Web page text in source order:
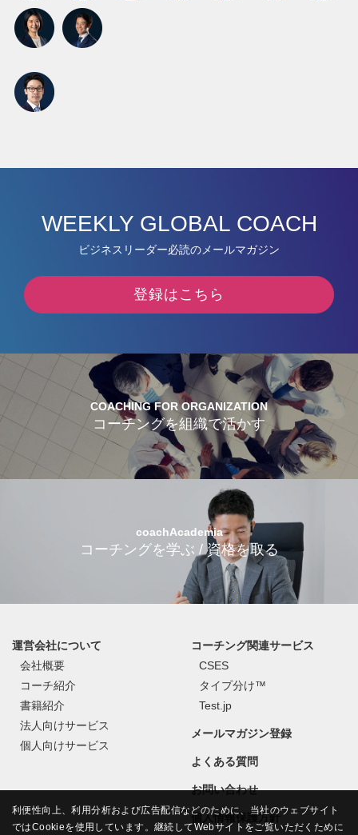
WEEKLY GLOBAL COACH
ビジネスリーダー必読のメールマガジン
登録はこちら
COACHING FOR ORGANIZATION
コーチングを組織で活かす
coachAcademia
コーチングを学ぶ / 資格を取る
運営会社について
会社概要
コーチ紹介
書籍紹介
法人向けサービス
個人向けサービス
コーチング関連サービス
CSES
タイプ分け™
Test.jp
メールマガジン登録
よくある質問
お問い合わせ
個人情報保護方針
利便性向上、利用分析および広告配信などのために、当社のウェブサイト
ではCookieを使用しています。継続してWebサイトをご覧いただくために